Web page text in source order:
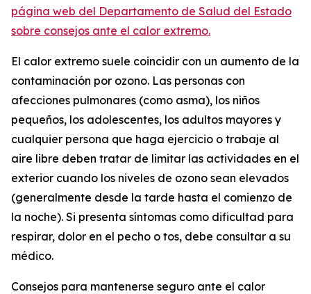
página web del Departamento de Salud del Estado
sobre consejos ante el calor extremo.
El calor extremo suele coincidir con un aumento de la
contaminación por ozono. Las personas con
afecciones pulmonares (como asma), los niños
pequeños, los adolescentes, los adultos mayores y
cualquier persona que haga ejercicio o trabaje al
aire libre deben tratar de limitar las actividades en el
exterior cuando los niveles de ozono sean elevados
(generalmente desde la tarde hasta el comienzo de
la noche). Si presenta síntomas como dificultad para
respirar, dolor en el pecho o tos, debe consultar a su
médico.
Consejos para mantenerse seguro ante el calor